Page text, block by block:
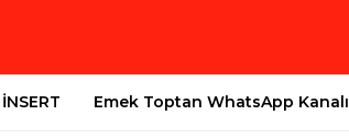
İNSERT Emek Toptan WhatsApp Kanalı